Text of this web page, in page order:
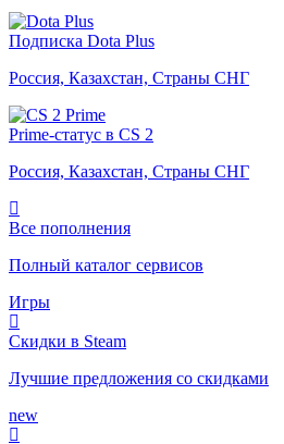
Подписка Dota Plus
Россия, Казахстан, Страны СНГ
Prime-статус в CS 2
Россия, Казахстан, Страны СНГ
Все пополнения
Полный каталог сервисов
Игры
Скидки в Steam
Лучшие предложения со скидками
new